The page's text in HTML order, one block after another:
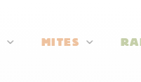
MITES